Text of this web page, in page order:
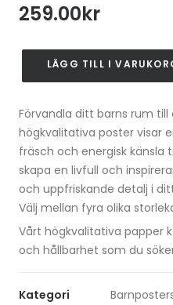
259.00kr
Jordgubbe-
poster
LÄGG TILL I
Förvandla ditt barns rum
högkvalitativa poster visar
fräsch och energisk
skapa en livfull och
och uppfriskande detalj i
Välj mellan fyra olika
Vårt högkvalitativa papper
och hållbarhet som du
Kategori